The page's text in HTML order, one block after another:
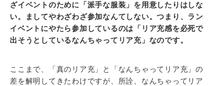
ざイベントのために「派手な服装」を用意したりはしな
い。ましてやわざわざ参加なんてしない。つまり、ラン
イベントにやたら参加しているのは「リア充感を必死で
出そうとしているなんちゃってリア充」なのです。
ここまで、「真のリア充」と「なんちゃってリア充」の
差を解明してきたわけですが、所詮、なんちゃってリア